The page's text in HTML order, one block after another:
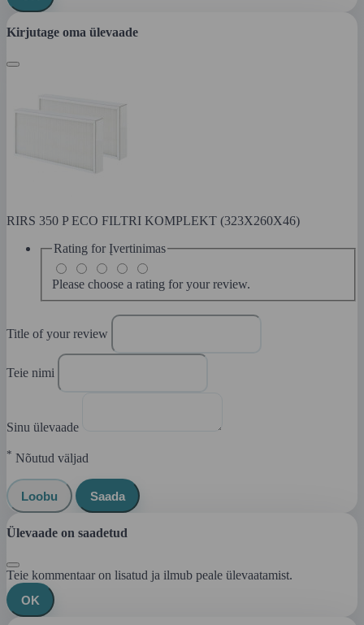
Kirjutage oma ülevaade
RIRS 350 P ECO FILTRI KOMPLEKT (323X260X46)
Rating for Įvertinimas
Please choose a rating for your review.
Title of your review
Teie nimi
Sinu ülevaade
* Nõutud väljad
Loobu Saada
Ülevaade on saadetud
Teie kommentaar on lisatud ja ilmub peale ülevaatamist.
OK